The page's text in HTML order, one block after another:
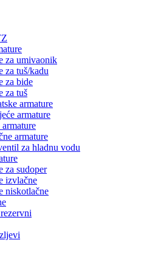
za umivaonik
za tuš/kadu
za bide
za tuš
armature
armature
armature
za hladnu vodu
za sudoper
izvlačne
niskotlačne